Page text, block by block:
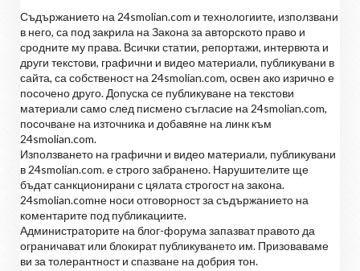
Съдържанието на 24smolian.com и технологиите, използвани
в него, са под закрила на Закона за авторското право и
сродните му права. Всички статии, репортажи, интервюта и
други текстови, графични и видео материали, публикувани в
сайта, са собственост на 24smolian.com, освен ако изрично е
посочено друго. Допуска се публикуване на текстови
материали само след писмено съгласие на 24smolian.com,
посочване на източника и добавяне на линк към
24smolian.com.
Използването на графични и видео материали, публикувани
в 24smolian.com. е строго забранено. Нарушителите ще
бъдат санкционирани с цялата строгост на закона.
24smolian.comне носи отговорност за съдържанието на
коментарите под публикациите.
Администраторите на блог-форума запазват правото да
ограничават или блокират публикуването им. Призоваваме
ви за толерантност и спазване на добрия тон.